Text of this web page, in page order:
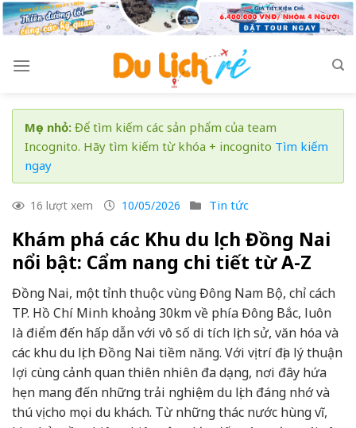
Skip
to
Mẹo nhỏ: Để tìm kiếm các sản phẩm của team
Incognito. Hãy tìm kiếm từ khóa + incognito Tìm kiếm
ngay
16 lượt xem 10/05/2026 Tin tức
Khám phá các Khu du lịch Đồng Nai
nổi bật: Cẩm nang chi tiết từ A-Z
Đồng Nai, một tỉnh thuộc vùng Đông Nam Bộ, chỉ cách
TP. Hồ Chí Minh khoảng 30km về phía Đông Bắc, luôn
là điểm đến hấp dẫn với vô số di tích lịch sử, văn hóa và
các khu du lịch Đồng Nai tiềm năng. Với vị trí địa lý thuận
lợi cùng cảnh quan thiên nhiên đa dạng, nơi đây hứa
hẹn mang đến những trải nghiệm du lịch đáng nhớ và
thú vị cho mọi du khách. Từ những thác nước hùng vĩ,